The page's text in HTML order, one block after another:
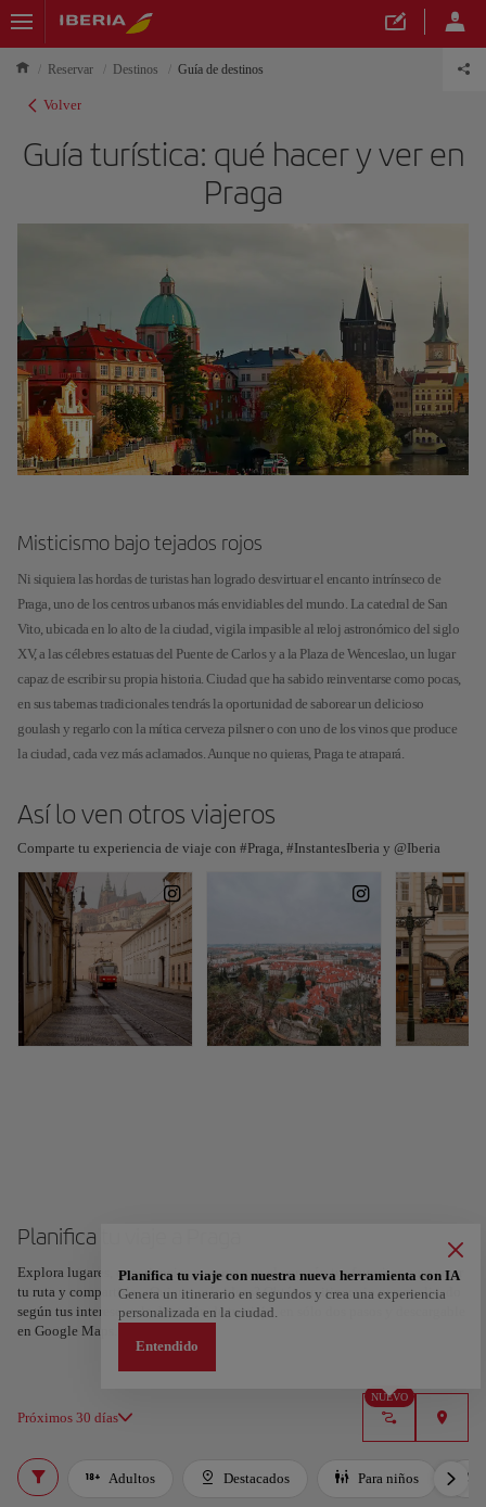
Reservar Destinos Guía de destinos
Volver
Guía turística: qué hacer y ver en
Praga
Misticismo bajo tejados rojos
Ni siquiera las hordas de turistas han logrado desvirtuar el encanto intrínseco de
Praga, uno de los centros urbanos más envidiables del mundo. La catedral de San
Vito, ubicada en lo alto de la ciudad, vigila impasible al reloj astronómico del siglo
XV, a las célebres estatuas del Puente de Carlos y a la Plaza de Wenceslao, un lugar
capaz de escribir su propia historia. Ciudad que ha sabido reinventarse como pocas,
en sus tabernas tradicionales tendrás la oportunidad de saborear un delicioso
goulash y regarlo con la mítica cerveza pilsner o con uno de los vinos que produce
la ciudad, cada vez más aclamados. Aunque no quieras, Praga te atrapará.
Así lo ven otros viajeros
Comparte tu experiencia de viaje con #Praga, #InstantesIberia y @Iberia
Planifica tu viaje a Praga
Explora lugares, experiencias y marca con el corazón tus favoritos para crear
tu ruta y compartirla. ¿Quieres más ideas? Obtén un itinerario personalizado
según tus intereses y la duración de tu viaje: en sólo dos pasos y descargable
en Google Maps.
Próximos 30 días
NUEVO
Planifica tu viaje con nuestra nueva herramienta con IA
Genera un itinerario en segundos y crea una experiencia
personalizada en la ciudad.
Entendido
Adultos Destacados Para niños